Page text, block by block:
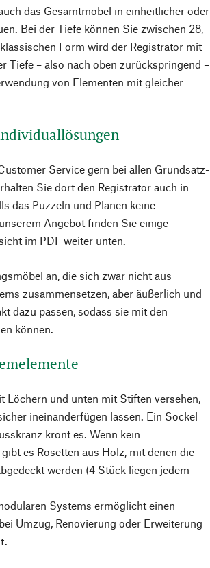
das Gesamtmöbel in einheitlicher oder
Bei der Tiefe können Sie zwischen 28,
Form wird der Registrator mit
Tiefe – also nach oben zurückspringend –
von Elementen mit gleicher
Service gern bei allen Grundsatz-
Sie dort den Registrator auch in
das Puzzeln und Planen keine
Angebot finden Sie einige
im PDF weiter unten.
an, die sich zwar nicht aus
zusammensetzen, aber äußerlich und
dazu passen, sodass sie mit den
können.
Löchern und unten mit Stiften versehen,
ineinanderfügen lassen. Ein Sockel
krönt es. Wenn kein
es Rosetten aus Holz, mit denen die
werden (4 Stück liegen jedem
Systems ermöglicht einen
Umzug, Renovierung oder Erweiterung